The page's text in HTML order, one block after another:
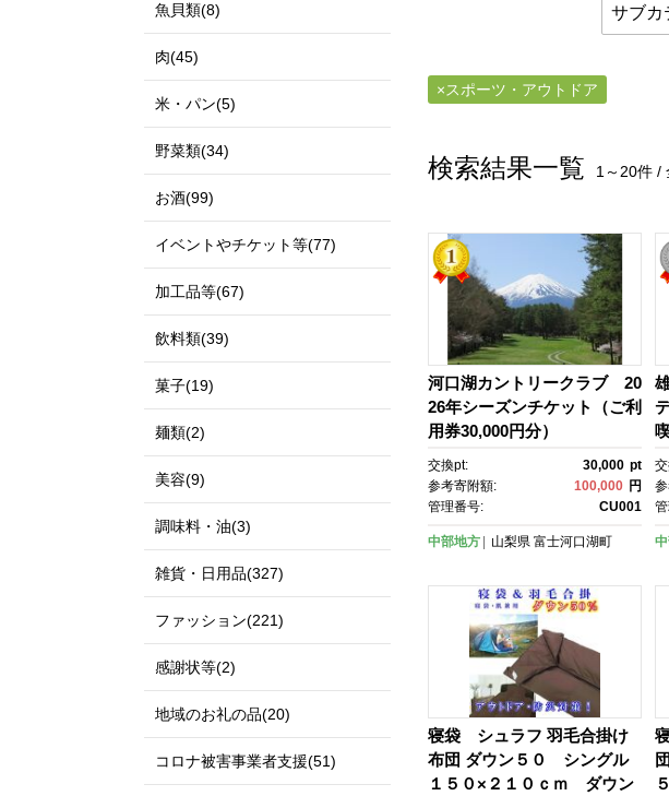
スポーツ・アウトドア
検索結果一覧 1～20件 /
河口湖カントリークラブ 20
26年シーズンチケット（ご利
用券30,000円分）
交換pt: 30,000 pt
参考寄附額:
100,000 円
管理番号:
CU001
中部地方 山梨県 富士河口湖町
寝袋 シュラフ 羽毛合掛け
布団 ダウン５０ シングル
１５０×２１０ｃｍ ダウン
魚貝類(8)
肉(45)
米・パン(5)
野菜類(34)
お酒(99)
イベントやチケット等(77)
加工品等(67)
飲料類(39)
菓子(19)
麺類(2)
美容(9)
調味料・油(3)
雑貨・日用品(327)
ファッション(221)
感謝状等(2)
地域のお礼の品(20)
コロナ被害事業者支援(51)